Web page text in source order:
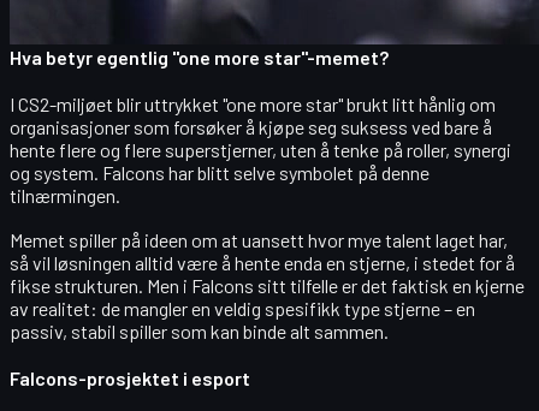
Hva betyr egentlig "one more star"-memet?
I CS2-miljøet blir uttrykket "one more star"brukt litt hånlig om
organisasjoner som forsøker å kjøpe seg suksess ved bare å
hente flere og flere superstjerner, uten å tenke på roller, synergi
og system. Falcons har blitt selve symbolet på denne
tilnærmingen.
Memet spiller på ideen om at uansett hvor mye talent laget har,
så vil løsningen alltid være å henteenda en stjerne, i stedet for å
fikse strukturen. Men i Falcons sitt tilfelle er det faktisk en kjerne
av realitet: de mangler en veldig spesifikk type stjerne – en
passiv, stabil spiller som kan binde alt sammen.
Falcons-prosjektet i esport